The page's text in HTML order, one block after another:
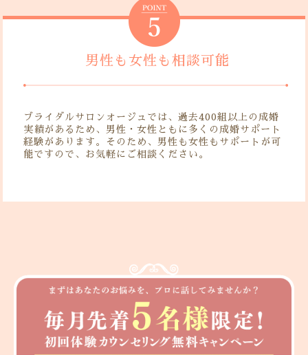
男性も女性も相談可能
ブライダルサロンオージュでは、過去400組以上の成婚
実績があるため、男性・女性ともに多くの成婚サポート
経験があります。そのため、男性も女性もサポートが可
能ですので、お気軽にご相談ください。